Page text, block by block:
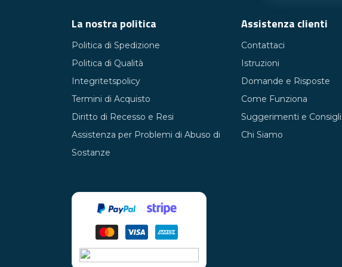
Misurare i livelli di CRP può essere una parte
test CRP oggi stesso. Clicca sul link qui sotto per
Clicca
La nostra politica
Politica di Spedizione
Politica di Qualità
Integritetspolicy
Termini di Acquisto
Diritto di Recesso e Resi
Assistenza per Problemi di Abuso di
Sostanze
Assistenza clienti
Contattaci
Istruzioni
Domande e Risposte
Come Funziona
Suggerimenti e Consigli
Chi Siamo